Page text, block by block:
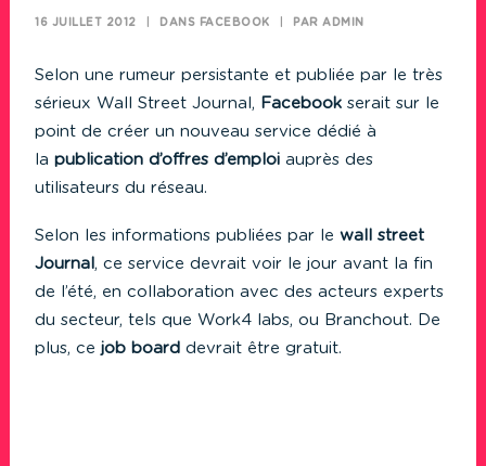
16 JUILLET 2012 DANS FACEBOOK PAR ADMIN
Selon une rumeur persistante et publiée par le très
sérieux Wall Street Journal, Facebook serait sur le
point de créer un nouveau service dédié à
la publication d’offres d’emploi auprès des
utilisateurs du réseau.
Selon les informations publiées par le wall street
Journal, ce service devrait voir le jour avant la fin
de l’été, en collaboration avec des acteurs experts
du secteur, tels que Work4 labs, ou Branchout. De
plus, ce job board devrait être gratuit.